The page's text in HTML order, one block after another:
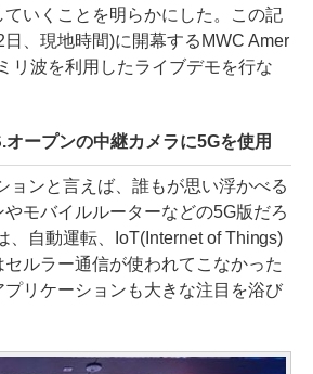
ていくことを明らかにした。この記
、現地時間)に開幕するMWC Amer
リ波を利用したライブデモを行な
ープンの中継カメラに5Gを使用
ンと言えば、誰もが思い浮かべる
モバイルルーターなどの5G版だろ
、自動運転、IoT(Internet of Things)
ルラー通信が使われてこなかった
リケーションも大きな注目を浴び